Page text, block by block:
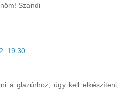
Szandi
19:30
a glazúrhoz, úgy kell elkészíteni,